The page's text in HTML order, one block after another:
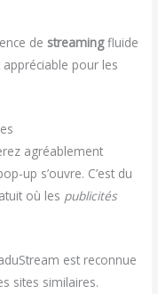
de streamingfluide
pour les
agréablement
up s’ouvre. C’est du
où les publicités
est reconnue
sites similaires.